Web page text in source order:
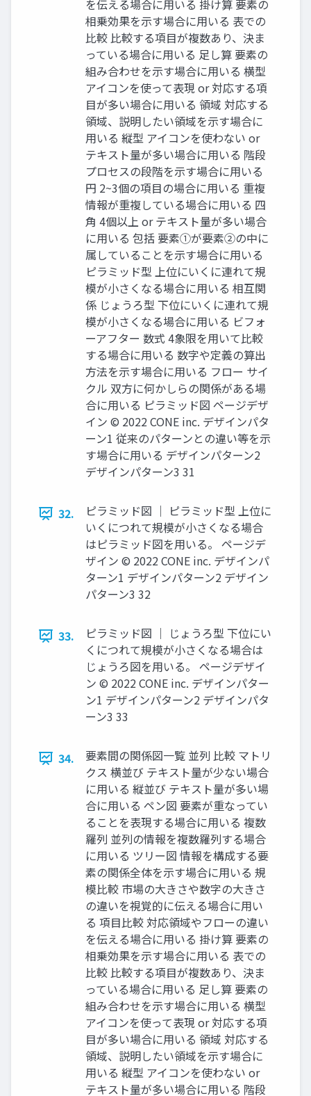
を伝える場合に⽤いる 掛け算 要素の
相乗効果を⽰す場合に⽤いる 表での
⽐較 ⽐較する項⽬が複数あり、決ま
っている場合に⽤いる ⾜し算 要素の
組み合わせを⽰す場合に⽤いる 横型
アイコンを使って表現 or 対応する項
⽬が多い場合に⽤いる 領域 対応する
領域、説明したい領域を⽰す場合に
⽤いる 縦型 アイコンを使わない or
テキスト量が多い場合に⽤いる 階段
プロセスの段階を⽰す場合に⽤いる
円 2~3個の項⽬の場合に⽤いる 重複
情報が重複している場合に⽤いる 四
⾓ 4個以上 or テキスト量が多い場合
に⽤いる 包括 要素①が要素②の中に
属していることを⽰す場合に⽤いる
ピラミッド型 上位にいくに連れて規
模が⼩さくなる場合に⽤いる 相互関
係 じょうろ型 下位にいくに連れて規
模が⼩さくなる場合に⽤いる ビフォ
ーアフター 数式 4象限を⽤いて⽐較
する場合に⽤いる 数字や定義の算出
⽅法を⽰す場合に⽤いる フロー サイ
クル 双⽅に何かしらの関係がある場
合に⽤いる ピラミッド図 ページデザ
イン © 2022 CONE inc. デザインパタ
ーン1 従来のパターンとの違い等を⽰
す場合に⽤いる デザインパターン2
デザインパターン3 31
32.
ピラミッド図 ｜ ピラミッド型 上位に
いくにつれて規模が⼩さくなる場合
はピラミッド図を⽤いる。 ページデ
ザイン © 2022 CONE inc. デザインパ
ターン1 デザインパターン2 デザイン
パターン3 32
33.
ピラミッド図 ｜ じょうろ型 下位にい
くにつれて規模が⼩さくなる場合は
じょうろ図を⽤いる。 ページデザイ
ン © 2022 CONE inc. デザインパター
ン1 デザインパターン2 デザインパタ
ーン3 33
34.
要素間の関係図⼀覧 並列 ⽐較 マトリ
クス 横並び テキスト量が少ない場合
に⽤いる 縦並び テキスト量が多い場
合に⽤いる ペン図 要素が重なってい
ることを表現する場合に⽤いる 複数
羅列 並列の情報を複数羅列する場合
に⽤いる ツリー図 情報を構成する要
素の関係全体を⽰す場合に⽤いる 規
模⽐較 市場の⼤きさや数字の⼤きさ
の違いを視覚的に伝える場合に⽤い
る 項⽬⽐較 対応領域やフローの違い
を伝える場合に⽤いる 掛け算 要素の
相乗効果を⽰す場合に⽤いる 表での
⽐較 ⽐較する項⽬が複数あり、決ま
っている場合に⽤いる ⾜し算 要素の
組み合わせを⽰す場合に⽤いる 横型
アイコンを使って表現 or 対応する項
⽬が多い場合に⽤いる 領域 対応する
領域、説明したい領域を⽰す場合に
⽤いる 縦型 アイコンを使わない or
テキスト量が多い場合に⽤いる 階段